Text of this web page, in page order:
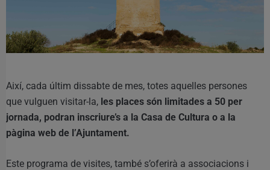
Així, cada últim dissabte de mes, totes aquelles persones
que vulguen visitar-la, les places són limitades a 50 per
jornada, podran inscriure’s a la Casa de Cultura o a la
pàgina web de l’Ajuntament.
Este programa de visites, també s’oferirà a associacions i